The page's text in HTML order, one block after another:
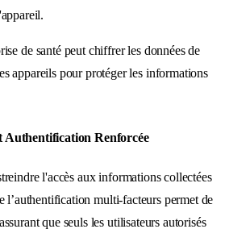
de santé peut chiffrer les données de
appareils pour protéger les informations
Authentification Renforcée
l'accès aux informations collectées
multi-facteurs permet de
que seuls les utilisateurs autorisés